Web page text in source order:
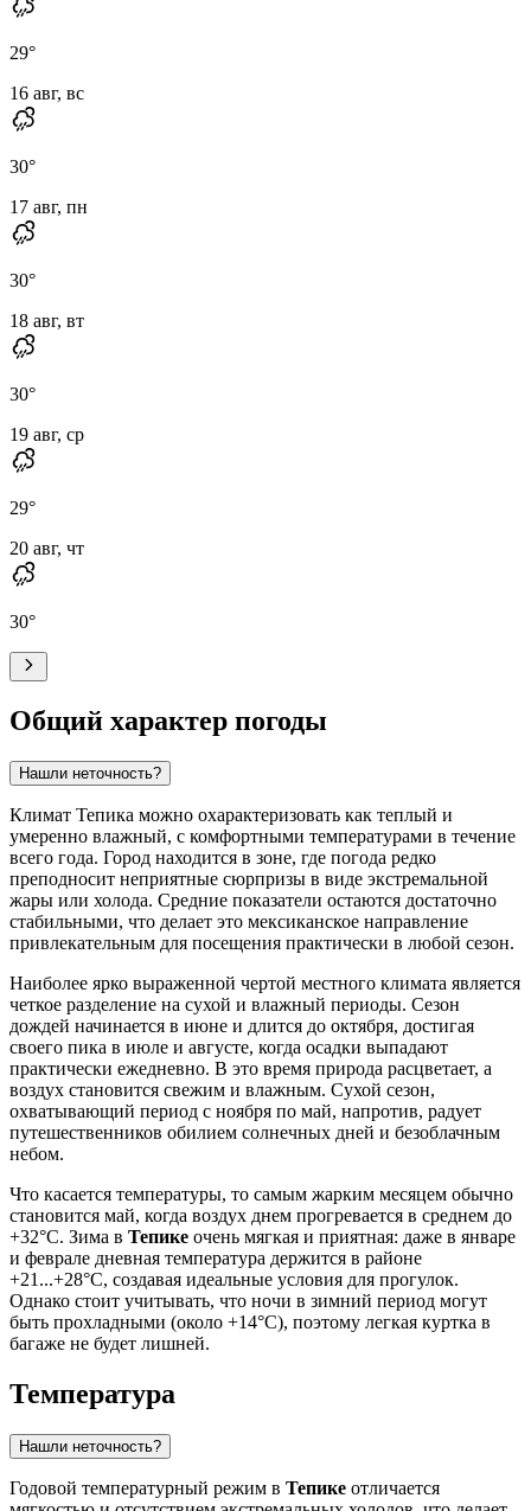
29°
16 авг, вс
30°
17 авг, пн
30°
18 авг, вт
30°
19 авг, ср
29°
20 авг, чт
30°
Общий характер погоды
Нашли неточность?
Климат Тепика можно охарактеризовать как теплый и
умеренно влажный, с комфортными температурами в течение
всего года. Город находится в зоне, где погода редко
преподносит неприятные сюрпризы в виде экстремальной
жары или холода. Средние показатели остаются достаточно
стабильными, что делает это мексиканское направление
привлекательным для посещения практически в любой сезон.
Наиболее ярко выраженной чертой местного климата является
четкое разделение на сухой и влажный периоды. Сезон
дождей начинается в июне и длится до октября, достигая
своего пика в июле и августе, когда осадки выпадают
практически ежедневно. В это время природа расцветает, а
воздух становится свежим и влажным. Сухой сезон,
охватывающий период с ноября по май, напротив, радует
путешественников обилием солнечных дней и безоблачным
небом.
Что касается температуры, то самым жарким месяцем обычно
становится май, когда воздух днем прогревается в среднем до
+32°C. Зима в Тепике очень мягкая и приятная: даже в январе
и феврале дневная температура держится в районе
+21...+28°C, создавая идеальные условия для прогулок.
Однако стоит учитывать, что ночи в зимний период могут
быть прохладными (около +14°C), поэтому легкая куртка в
багаже не будет лишней.
Температура
Нашли неточность?
Годовой температурный режим в Тепике отличается